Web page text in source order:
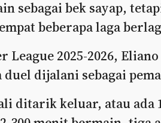
sebagai bek sayap,
beberapa laga
League 2025-2026,
dijalani sebagai
ditarik keluar, atau ada